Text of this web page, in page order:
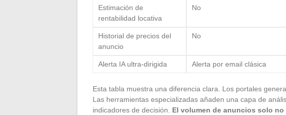
Estimación de
rentabilidad locativa
No
Historial de precios del
anuncio
No
Alerta IA ultra-dirigida Alerta por email clásica
Esta tabla muestra una diferencia clara. Los portales
Las herramientas especializadas añaden una capa de
indicadores de decisión. El volumen de anuncios solo